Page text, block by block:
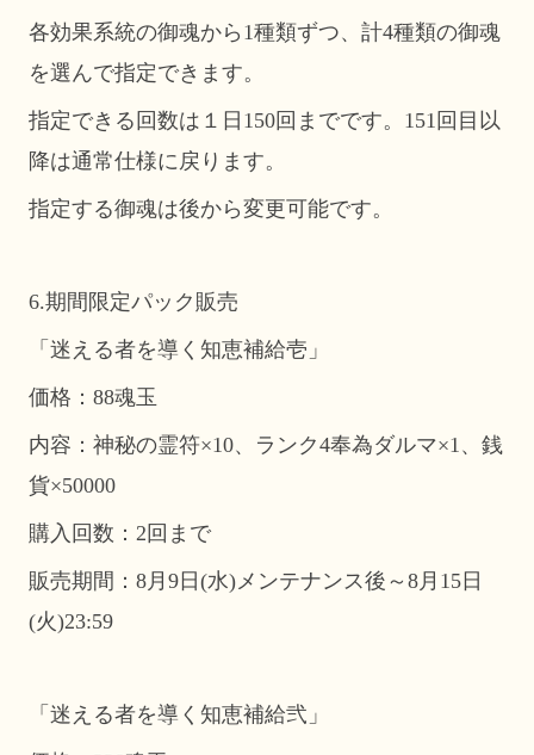
各効果系統の御魂から1種類ずつ、計4種類の御魂
を選んで指定できます。
指定できる回数は１日150回までです。151回目以
降は通常仕様に戻ります。
指定する御魂は後から変更可能です。
6.期間限定パック販売
「迷える者を導く知恵補給壱」
価格：88魂玉
内容：神秘の霊符×10、ランク4奉為ダルマ×1、銭
貨×50000
購入回数：2回まで
販売期間：8月9日(水)メンテナンス後～8月15日
(火)23:59
「迷える者を導く知恵補給弐」